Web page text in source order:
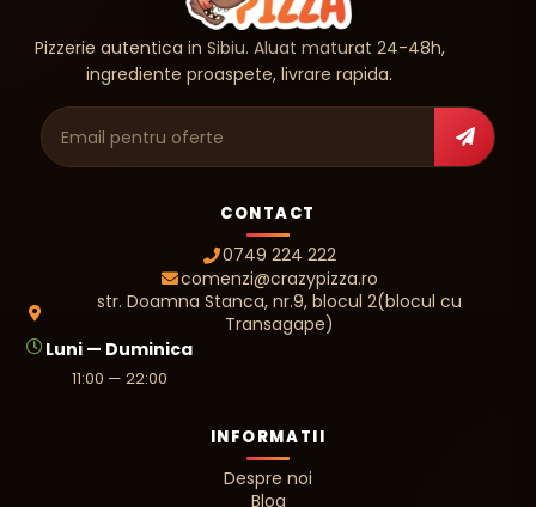
Pizzerie autentica in Sibiu. Aluat maturat 24-48h,
ingrediente proaspete, livrare rapida.
Adresa de e-mail
CONTACT
0749 224 222
comenzi@crazypizza.ro
str. Doamna Stanca, nr.9, blocul 2(blocul cu
Transagape)
Luni — Duminica
11:00 — 22:00
INFORMATII
Despre noi
Blog